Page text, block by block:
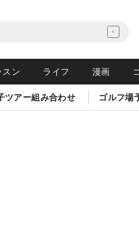
スン ライフ 漫画
ツアー組み合わせ ゴルフ場